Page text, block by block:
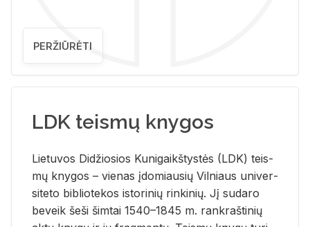
PERŽIŪRĖTI
LDK teismų knygos
Lie­tu­vos Di­džio­sios Ku­ni­gaikš­tys­tės (LDK) teis­
mų kny­gos – vie­nas įdo­miau­sių Vil­niaus uni­ver­
si­te­to bi­b­lio­te­kos is­to­ri­nių rin­ki­nių. Jį su­da­ro
be­veik šeši šim­tai 1540–1845 m. rank­raš­ti­nių